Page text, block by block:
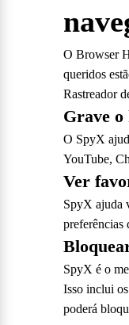
O Browser
queridos
Rastreador
Grave o
O SpyX
YouTube,
Ver
SpyX ajuda
preferências
SpyX é o
Isso inclui
poderá